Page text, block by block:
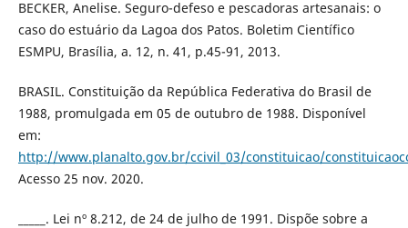
BECKER, Anelise. Seguro-defeso e pescadoras artesanais: o
caso do estuário da Lagoa dos Patos. Boletim Científico
ESMPU, Brasília, a. 12, n. 41, p.45-91, 2013.
BRASIL. Constituição da República Federativa do Brasil de
1988, promulgada em 05 de outubro de 1988. Disponível
em:
http://www.planalto.gov.br/ccivil_03/constituicao/
Acesso 25 nov. 2020.
_____. Lei nº 8.212, de 24 de julho de 1991. Dispõe sobre a